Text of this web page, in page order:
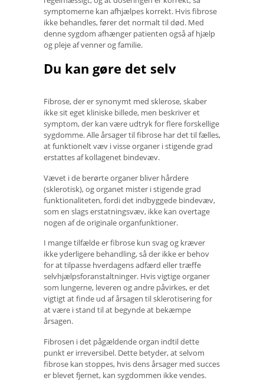
symptomerne kan afhjælpes korrekt. Hvis fibrose
ikke behandles, fører det normalt til død. Med
denne sygdom afhænger patienten også af hjælp
og pleje af venner og familie.
Du kan gøre det selv
Fibrose, der er synonymt med sklerose, skaber
ikke sit eget kliniske billede, men beskriver et
symptom, der kan være udtryk for flere forskellige
sygdomme. Alle årsager til fibrose har det til fælles,
at funktionelt væv i visse organer i stigende grad
erstattes af kollagenet bindevæv.
Vævet i de berørte organer bliver hårdere
(sklerotisk), og organet mister i stigende grad
funktionaliteten, fordi det indbyggede bindevæv,
som en slags erstatningsvæv, ikke kan overtage
nogen af ​​de originale organfunktioner.
I mange tilfælde er fibrose kun svag og kræver
ikke yderligere behandling, så der ikke er behov
for at tilpasse hverdagens adfærd eller træffe
selvhjælpsforanstaltninger. Hvis vigtige organer
som lungerne, leveren og andre påvirkes, er det
vigtigt at finde ud af årsagen til sklerotisering for
at være i stand til at begynde at bekæmpe
årsagen.
Fibrosen i det pågældende organ indtil dette
punkt er irreversibel. Dette betyder, at selvom
fibrose kan stoppes, hvis dens årsager med succes
er blevet fjernet, kan sygdommen ikke vendes.